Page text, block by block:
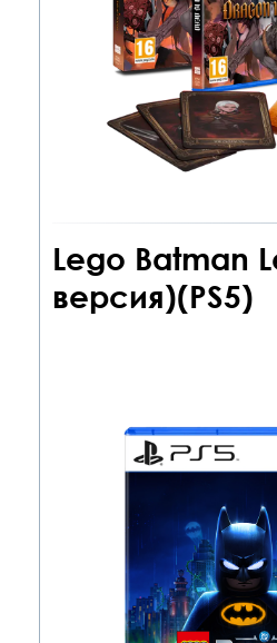
Lego Batman
версия)(PS5)